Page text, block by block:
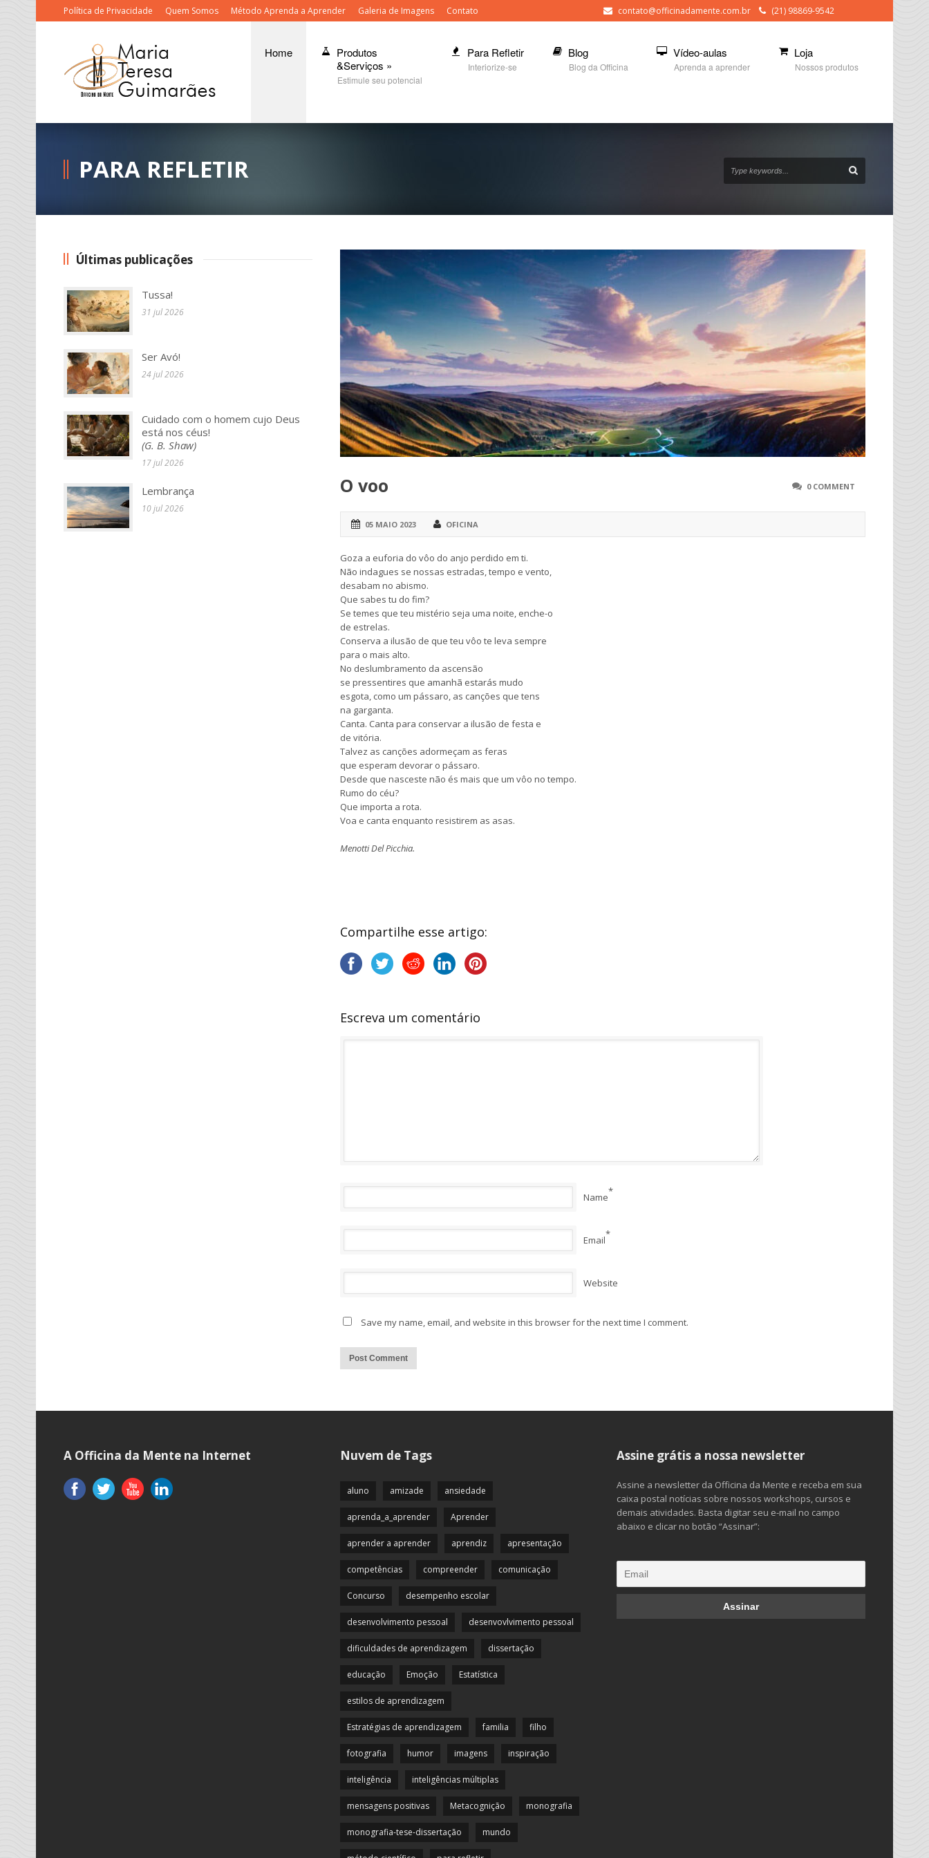
Política de Privacidade Quem Somos Método Aprenda a Aprender Galeria de Imagens Contato contato@officinadamente.com.br (21) 98869-9542
Home
Produtos
&Serviços »
Estimule seu potencial
Para Refletir
Interiorize-se
Blog
Blog da Officina
Vídeo-aulas
Aprenda a aprender
Loja
Nossos produtos
PARA REFLETIR
0 COMMENT
O voo
05 MAIO 2023 OFICINA
Goza a euforia do vôo do anjo perdido em ti.
Não indagues se nossas estradas, tempo e vento,
desabam no abismo.
Que sabes tu do fim?
Se temes que teu mistério seja uma noite, enche-o
de estrelas.
Conserva a ilusão de que teu vôo te leva sempre
para o mais alto.
No deslumbramento da ascensão
se pressentires que amanhã estarás mudo
esgota, como um pássaro, as canções que tens
na garganta.
Canta. Canta para conservar a ilusão de festa e
de vitória.
Talvez as canções adormeçam as feras
que esperam devorar o pássaro.
Desde que nasceste não és mais que um vôo no tempo.
Rumo do céu?
Que importa a rota.
Voa e canta enquanto resistirem as asas.
Menotti Del Picchia.
Compartilhe esse artigo:
Escreva um comentário
Name*
Email*
Website
Save my name, email, and website in this browser for the next time I comment.
Últimas publicações
Tussa!
31 jul 2026
Ser Avó!
24 jul 2026
Cuidado com o homem cujo Deus
está nos céus!
(G. B. Shaw)
17 jul 2026
Lembrança
10 jul 2026
A Officina da Mente na Internet Nuvem de Tags
aluno amizade ansiedade
aprenda_a_aprender Aprender
aprender a aprender aprendiz apresentação
competências compreender comunicação
Concurso desempenho escolar
desenvolvimento pessoal desenvovlvimento pessoal
dificuldades de aprendizagem dissertação
educação Emoção Estatística
estilos de aprendizagem
Estratégias de aprendizagem familia filho
fotografia humor imagens inspiração
inteligência inteligências múltiplas
mensagens positivas Metacognição monografia
monografia-tese-dissertação mundo
Assine grátis a nossa newsletter
Assine a newsletter da Officina da Mente e receba em sua
caixa postal notícias sobre nossos workshops, cursos e
demais atividades. Basta digitar seu e-mail no campo
abaixo e clicar no botão “Assinar”: